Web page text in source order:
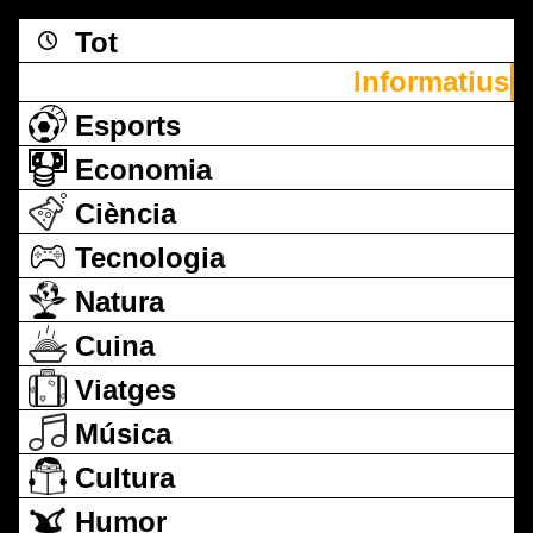
Tot
Informatius
Esports
Economia
Ciència
Tecnologia
Natura
Cuina
Viatges
Música
Cultura
Humor